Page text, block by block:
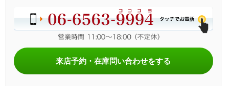
来店予約・在庫問い合わせをする